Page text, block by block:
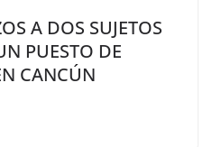
A DOS SUJETOS
PUESTO DE
CANCÚN